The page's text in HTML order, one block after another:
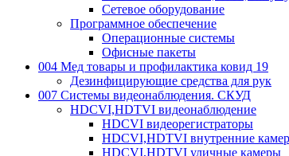
Сетевое оборудование
Программное обеспечение
Операционные системы
Офисные пакеты
004 Мед товары и профилактика ковид 19
Дезинфицирующие средства для рук
007 Системы видеонаблюдения. СКУД
HDCVI,HDTVI видеонаблюдение
HDCVI видеорегистраторы
HDCVI,HDTVI внутренние
HDCVI,HDTVI уличные камеры